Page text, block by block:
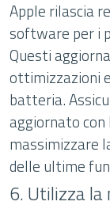
Apple rilascia
software per i
Questi
ottimizzazioni
batteria.
aggiornato
massimizzare
delle ultime
6. Utilizza